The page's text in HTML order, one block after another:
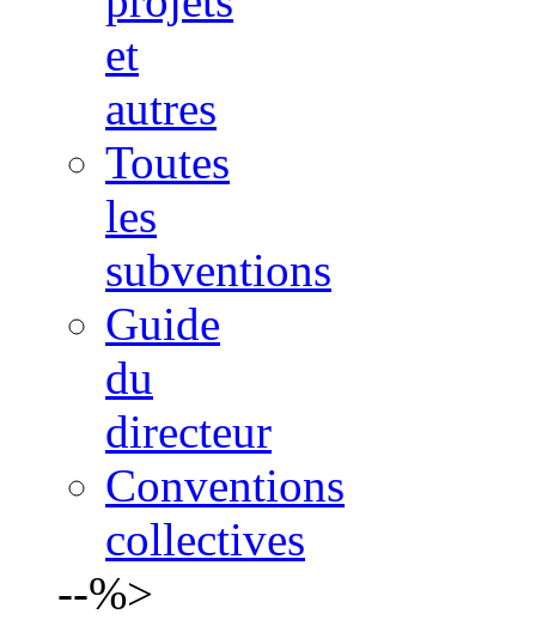
et
autres
Toutes
les
subventions
Guide
du
directeur
Conventions
collectives
--%>